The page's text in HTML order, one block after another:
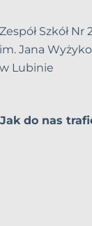
Zespół Szkół Nr 2
im. Jana
w Lubinie
Jak do nas